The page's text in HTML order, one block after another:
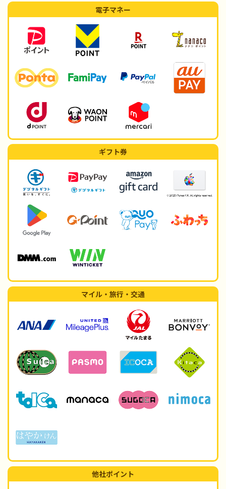
電子マネー
ギフト券
マイル・旅行・交通
他社ポイント